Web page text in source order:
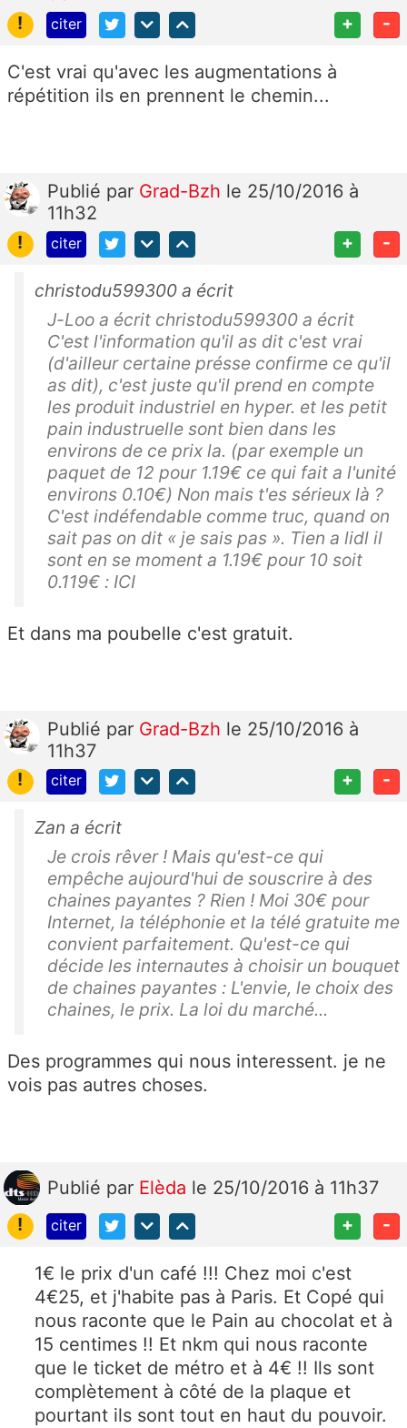
!
citer + -
C'est vrai qu'avec les augmentations à
répétition ils en prennent le chemin...
Publié par Grad-Bzh le 25/10/2016 à
11h32
!
citer + -
christodu599300 a écrit
J-Loo a écrit christodu599300 a écrit
C'est l'information qu'il as dit c'est vrai
(d'ailleur certaine présse confirme ce qu'il
as dit), c'est juste qu'il prend en compte
les produit industriel en hyper. et les petit
pain industruelle sont bien dans les
environs de ce prix la. (par exemple un
paquet de 12 pour 1.19€ ce qui fait a l'unité
environs 0.10€) Non mais t'es sérieux là ?
C'est indéfendable comme truc, quand on
sait pas on dit « je sais pas ». Tien a lidl il
sont en se moment a 1.19€ pour 10 soit
0.119€ : ICI
Et dans ma poubelle c'est gratuit.
Publié par Grad-Bzh le 25/10/2016 à
11h37
!
citer + -
Zan a écrit
Je crois rêver ! Mais qu'est-ce qui
empêche aujourd'hui de souscrire à des
chaines payantes ? Rien ! Moi 30€ pour
Internet, la téléphonie et la télé gratuite me
convient parfaitement. Qu'est-ce qui
décide les internautes à choisir un bouquet
de chaines payantes : L'envie, le choix des
chaines, le prix. La loi du marché...
Des programmes qui nous interessent. je ne
vois pas autres choses.
Publié par Elèda le 25/10/2016 à 11h37
!
citer + -
1€ le prix d'un café !!! Chez moi c'est
4€25, et j'habite pas à Paris. Et Copé qui
nous raconte que le Pain au chocolat et à
15 centimes !! Et nkm qui nous raconte
que le ticket de métro et à 4€ !! Ils sont
complètement à côté de la plaque et
pourtant ils sont tout en haut du pouvoir.